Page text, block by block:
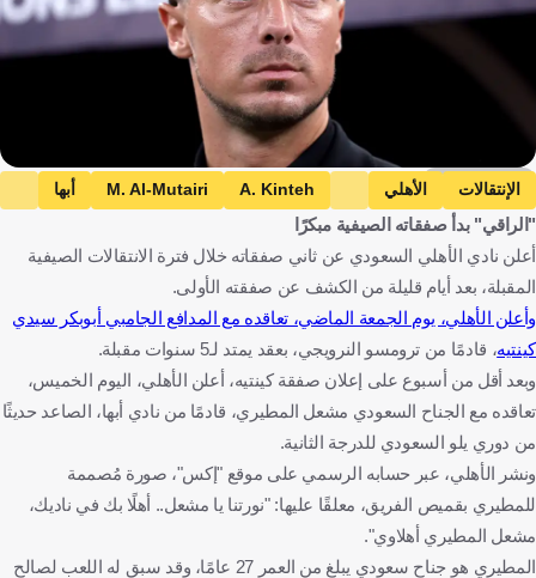
Getty Images
الإنتقالات الأهلي A. Kinteh
M. Al-Mutairi
أبها
دوري روشن السعودي
دوري يلو للدرجة الأولى
المملكة العربية السعودية
غامبيا كرة قدم
"الراقي" بدأ صفقاته الصيفية مبكرًا
أعلن نادي الأهلي السعودي عن ثاني صفقاته خلال فترة الانتقالات الصيفية
المقبلة، بعد أيام قليلة من الكشف عن صفقته الأولى.
وأعلن الأهلي، يوم الجمعة الماضي، تعاقده مع المدافع الجامبي أبوبكر سيدي
كينتيه، قادمًا من ترومسو النرويجي، بعقد يمتد لـ5 سنوات مقبلة.
وبعد أقل من أسبوع على إعلان صفقة كينتيه، أعلن الأهلي، اليوم الخميس،
تعاقده مع الجناح السعودي مشعل المطيري، قادمًا من نادي أبها، الصاعد حديثًا
من دوري يلو السعودي للدرجة الثانية.
ونشر الأهلي، عبر حسابه الرسمي على موقع "إكس"، صورة مُصممة
للمطيري بقميص الفريق، معلقًا عليها: "نورتنا يا مشعل.. أهلًا بك في ناديك،
مشعل المطيري أهلاوي".
المطيري هو جناح سعودي يبلغ من العمر 27 عامًا، وقد سبق له اللعب لصالح